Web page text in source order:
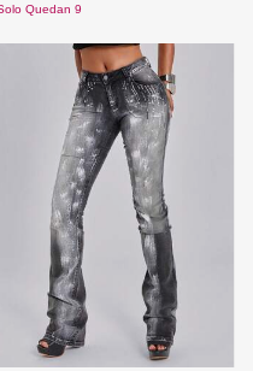
Quedan 9